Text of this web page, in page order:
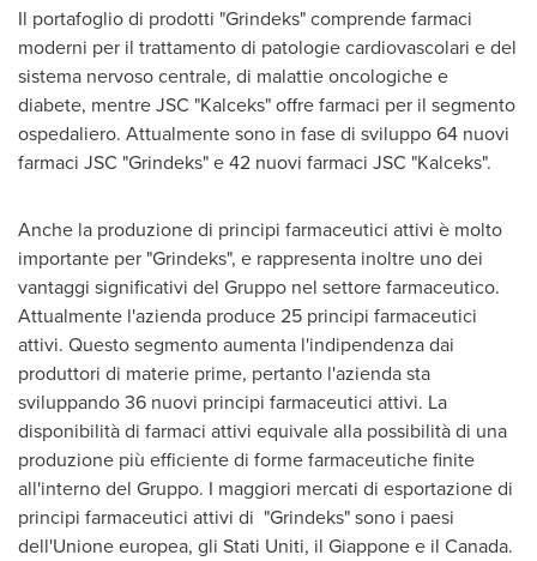
Il portafoglio di prodotti "Grindeks" comprende farmaci
moderni per il trattamento di patologie cardiovascolari e del
sistema nervoso centrale, di malattie oncologiche e
diabete, mentre JSC "Kalceks" offre farmaci per il segmento
ospedaliero. Attualmente sono in fase di sviluppo 64 nuovi
farmaci JSC "Grindeks" e 42 nuovi farmaci JSC "Kalceks".
Anche la produzione di principi farmaceutici attivi è molto
importante per "Grindeks", e rappresenta inoltre uno dei
vantaggi significativi del Gruppo nel settore farmaceutico.
Attualmente l'azienda produce 25 principi farmaceutici
attivi. Questo segmento aumenta l'indipendenza dai
produttori di materie prime, pertanto l'azienda sta
sviluppando 36 nuovi principi farmaceutici attivi. La
disponibilità di farmaci attivi equivale alla possibilità di una
produzione più efficiente di forme farmaceutiche finite
all'interno del Gruppo. I maggiori mercati di esportazione di
principi farmaceutici attivi di "Grindeks" sono i paesi
dell'Unione europea, gli Stati Uniti, il Giappone e il Canada.